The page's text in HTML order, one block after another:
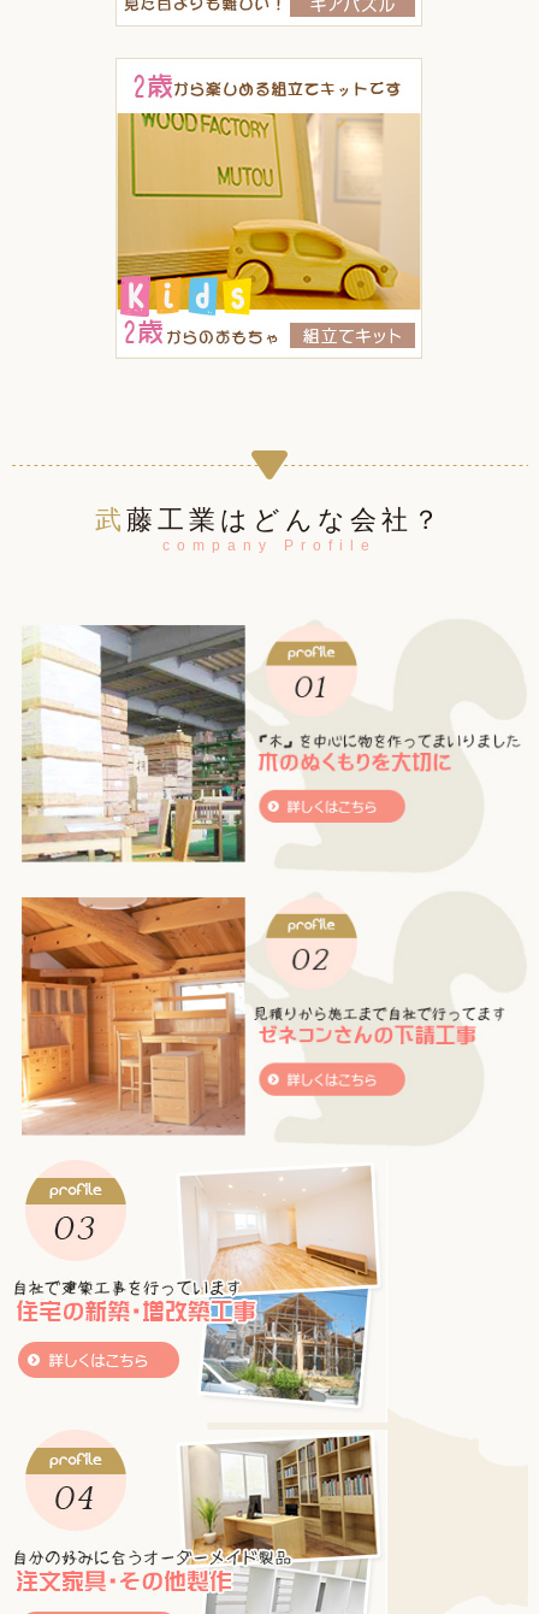
武藤工業はどんな会社？
company Profile